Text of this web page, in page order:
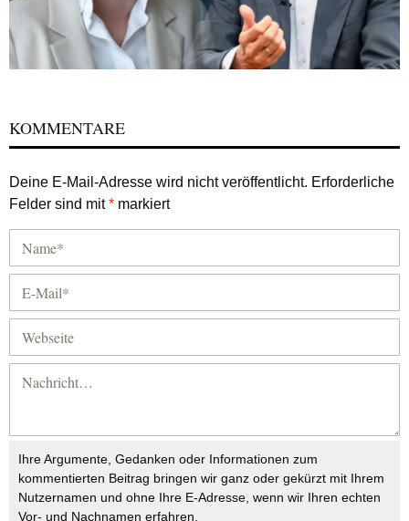
KOMMENTARE
Deine E-Mail-Adresse wird nicht veröffentlicht. Erforderliche
Felder sind mit* markiert
Ihre Argumente, Gedanken oder Informationen zum
kommentierten Beitrag bringen wir ganz oder gekürzt mit Ihrem
Nutzernamen und ohne Ihre E-Adresse, wenn wir Ihren echten
Vor- und Nachnamen erfahren.